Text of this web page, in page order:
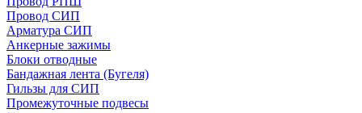
Провод СИП
Арматура СИП
Анкерные зажимы
Блоки отводные
Бандажная лента (Бугеля)
Гильзы для СИП
Промежуточные подвесы